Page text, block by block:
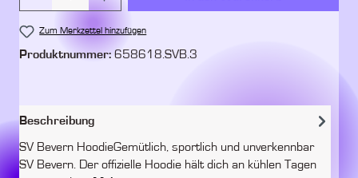
Zum Merkzettel hinzufügen
Produktnummer: 658618.SVB.3
Beschreibung
SV Bevern HoodieGemütlich, sportlich und unverkennbar
SV Bevern. Der offizielle Hoodie hält dich an kühlen Tagen